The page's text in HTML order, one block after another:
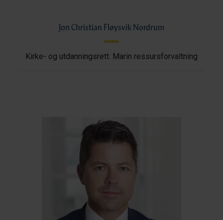
Jon Christian Fløysvik Nordrum
Kirke- og utdanningsrett. Marin ressursforvaltning